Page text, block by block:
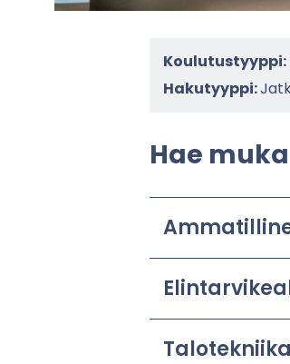
Koulutustyyppi:
Hakutyyppi:
Hae